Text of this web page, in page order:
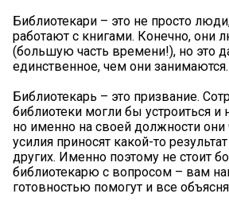
Библиотекари – это не просто
работают с книгами. Конечно, они
(большую часть времени!), но это
единственное, чем они занимаются.
Библиотекарь – это призвание.
библиотеки могли бы устроиться и
но именно на своей должности они
усилия приносят какой-то
других. Именно поэтому не стоит
библиотекарю с вопросом – вам
готовностью помогут и все